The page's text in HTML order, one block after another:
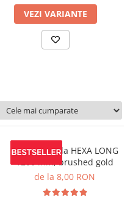
VEZI VARIANTE
Maner mobila HEXA LONG
1200 mm, brushed gold
de la 8,00 RON